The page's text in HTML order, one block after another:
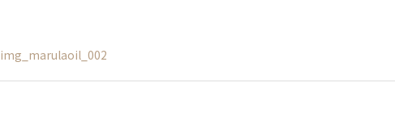
img_marulaoil_002